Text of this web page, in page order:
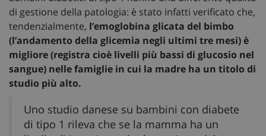
di gestione della patologia: è stato infatti verificato che,
tendenzialmente, l’emoglobina glicata del bimbo
(l’andamento della glicemia negli ultimi tre mesi) è
migliore (registra cioè livelli più bassi di glucosio nel
sangue) nelle famiglie in cui la madre ha un titolo di
studio più alto.
Uno studio danese su bambini con diabete
di tipo 1 rileva che se la mamma ha un